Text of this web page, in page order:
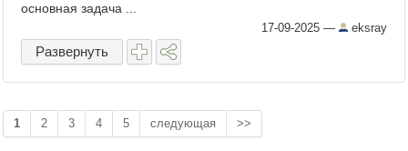
основная задача ...
17-09-2025 — eksray
Развернуть
1 2 3 4 5 следующая >>